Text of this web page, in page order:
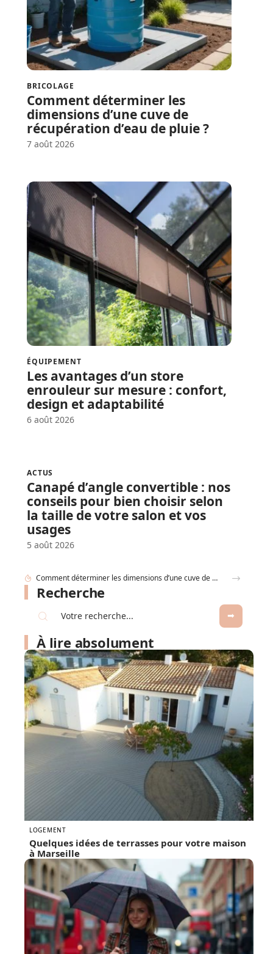
BRICOLAGE
Comment déterminer les
dimensions d’une cuve de
récupération d’eau de pluie ?
7 août 2026
ÉQUIPEMENT
Les avantages d’un store
enrouleur sur mesure : confort,
design et adaptabilité
6 août 2026
ACTUS
Canapé d’angle convertible : nos
conseils pour bien choisir selon
la taille de votre salon et vos
usages
5 août 2026
Recherche
À lire absolument
LOGEMENT
Quelques idées de terrasses pour votre maison
à Marseille